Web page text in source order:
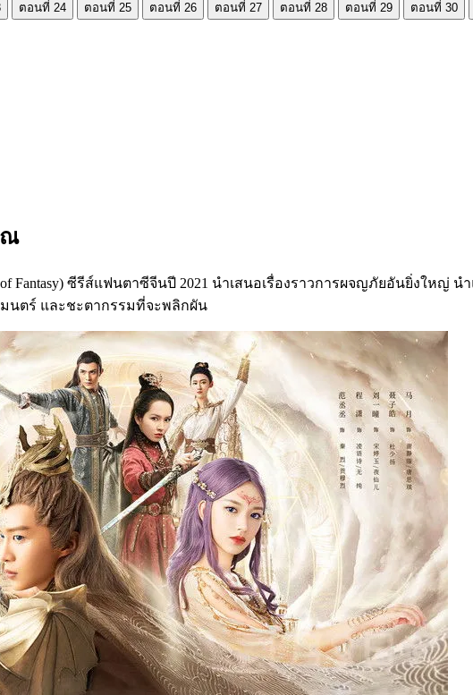
ตอนที่ 24 ตอนที่ 25 ตอนที่ 26 ตอนที่ 27 ตอนที่ 28 ตอนที่ 29 ตอนที่ 30
ณ
ซีรีส์แฟนตาซีจีนปี 2021 นำเสนอเรื่องราวการผจญภัยอันยิ่งใหญ่ น
นตร์ และชะตากรรมที่จะพลิกผัน